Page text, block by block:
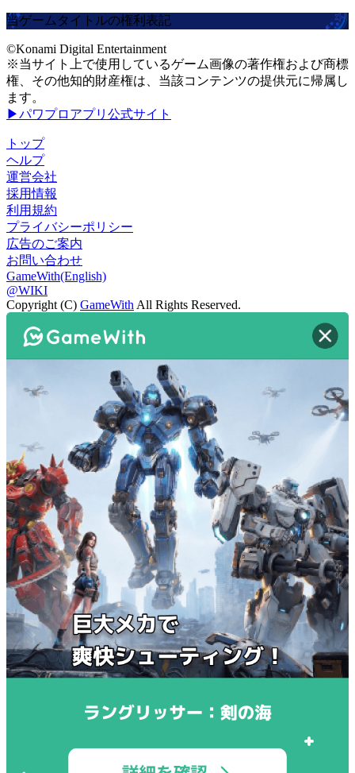
当ゲームタイトルの権利表記
©Konami Digital Entertainment
※当サイト上で使用しているゲーム画像の著作権および商標
権、その他知的財産権は、当該コンテンツの提供元に帰属し
ます。
▶パワプロアプリ公式サイト
トップ
ヘルプ
運営会社
採用情報
利用規約
プライバシーポリシー
広告のご案内
お問い合わせ
GameWith(English)
@WIKI
Copyright (C) GameWith All Rights Reserved.